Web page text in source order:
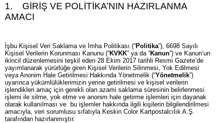
1. GİRİŞ VE POLİTİKA’NIN HAZIRLANMA
AMACI
İşbu Kişisel Veri Saklama ve İmha Politikası (“Politika”), 6698 Sayılı
Kişisel Verilerin Korunması Kanunu (“KVKK” ya da “Kanun”) ve Kanun’un
ikincil düzenlemesini teşkil eden 28 Ekim 2017 tarihli Resmi Gazete’de
yayımlanarak yürürlüğe giren Kişisel Verilerin Silinmesi, Yok Edilmesi
veya Anonim Hale Getirilmesi Hakkında Yönetmelik (“Yönetmelik”)
uyarınca yükümlülüklerimizin yerine getirilmesi ve kişisel verilerin
işlendikleri amaç için gerekli olan azami saklama süresinin belirlenmesi
işlemi ile silme, yok etme ve anonim hale getirme işlemleri için dayanak
olarak kullanılması ve bu işlemler hakkında ilgili kişilerin bilgilendirilmesi
amacıyla, veri sorumlusu sıfatıyla Keskin Color Kartpostalcılık A.Ş.
tarafından hazırlanmıştır.